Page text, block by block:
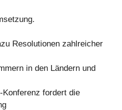
Resolutionen zahlreicher
in den Ländern und
Konferenz fordert die